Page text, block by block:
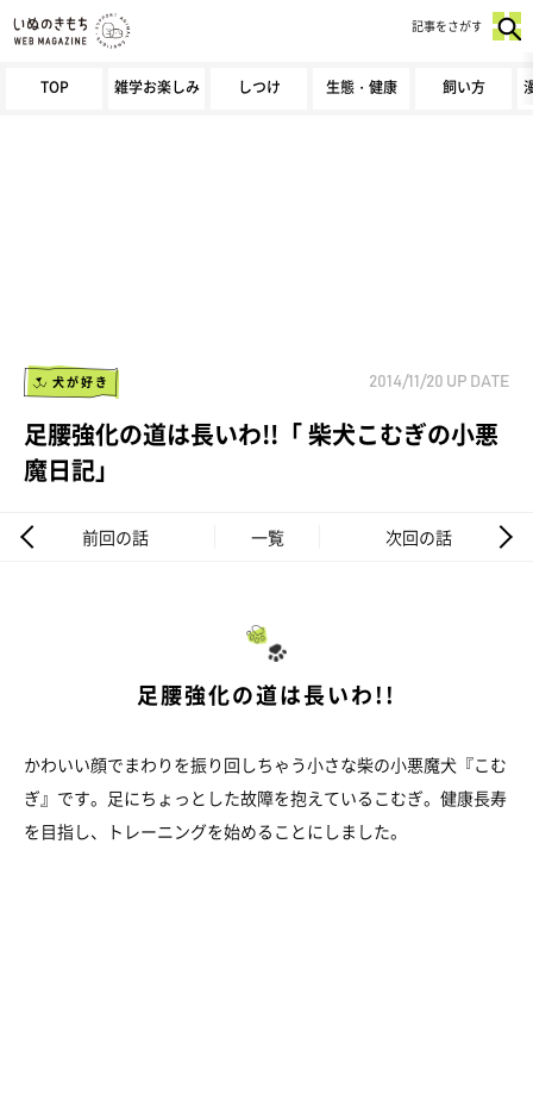
TOP 雑学お楽しみ しつけ 生態・健康 飼い方
記事をさがす
犬が好き 2014/11/20 UP DATE
足腰強化の道は長いわ!!「 柴犬こむぎの小悪
魔日記」
前回の話 一覧 次回の話
足腰強化の道は長いわ!!
かわいい顔でまわりを振り回しちゃう小さな柴の小悪魔犬『こむ
ぎ』です。足にちょっとした故障を抱えているこむぎ。健康長寿
を目指し、トレーニングを始めることにしました。